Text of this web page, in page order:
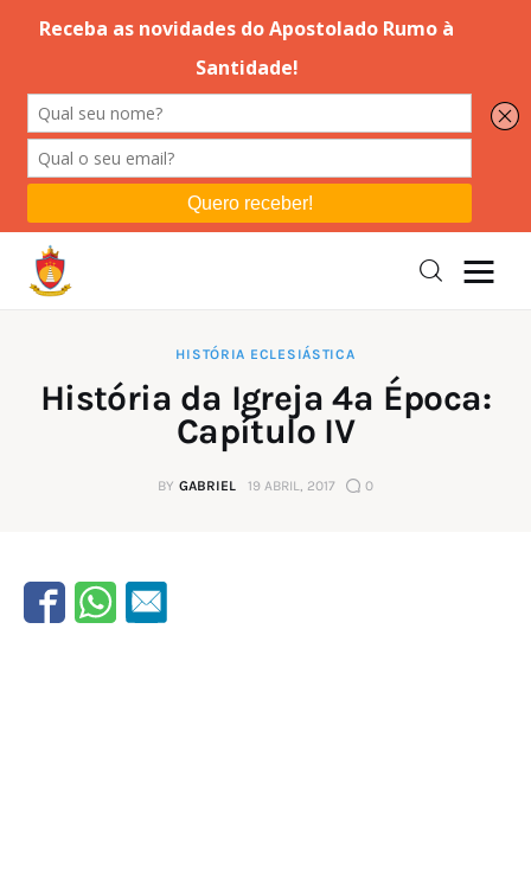
Editorial
Orações
Instruções
Espiritualidade
HISTÓRIA ECLESIÁSTICA
História da Igreja 4ª Época:
Capítulo IV
BY GABRIEL 19 ABRIL, 2017 0